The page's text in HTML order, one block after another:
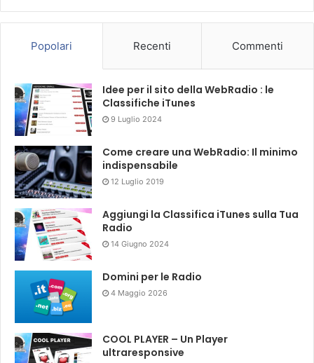
Popolari Recenti Commenti
Idee per il sito della WebRadio : le
Classifiche iTunes
9 Luglio 2024
Come creare una WebRadio: Il minimo
indispensabile
12 Luglio 2019
Aggiungi la Classifica iTunes sulla Tua
Radio
14 Giugno 2024
Domini per le Radio
4 Maggio 2026
COOL PLAYER – Un Player
ultraresponsive